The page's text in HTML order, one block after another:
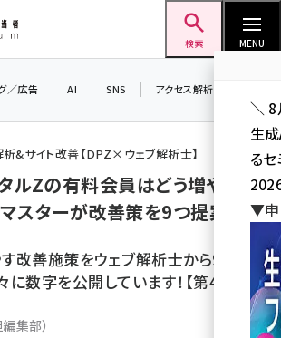
検索 MENU
／広告 AI SNS アクセス解析／データ分析
&サイト改善【DPZ×ウェブ解析士】
ルZの有料会員はどう増やす？
スターが改善策を9つ提案
改善施策をウェブ解析士から9つ提
数字を公開しています！【第4回】
集部）
＼ 8
生
る
▼申